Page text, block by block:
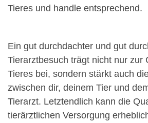
Tieres und handle entsprechend.
Ein gut durchdachter und gut
Tierarztbesuch trägt nicht nur zur
Tieres bei, sondern stärkt auch
zwischen dir, deinem Tier und
Tierarzt. Letztendlich kann die
tierärztlichen Versorgung